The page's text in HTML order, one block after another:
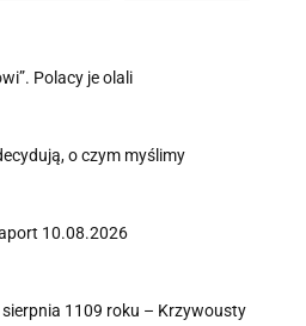
Polacy je olali
o czym myślimy
10.08.2026
1109 roku – Krzywousty